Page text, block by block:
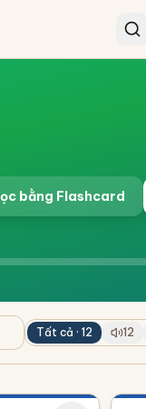
bằng Flashcard
Tất cả · 12 12